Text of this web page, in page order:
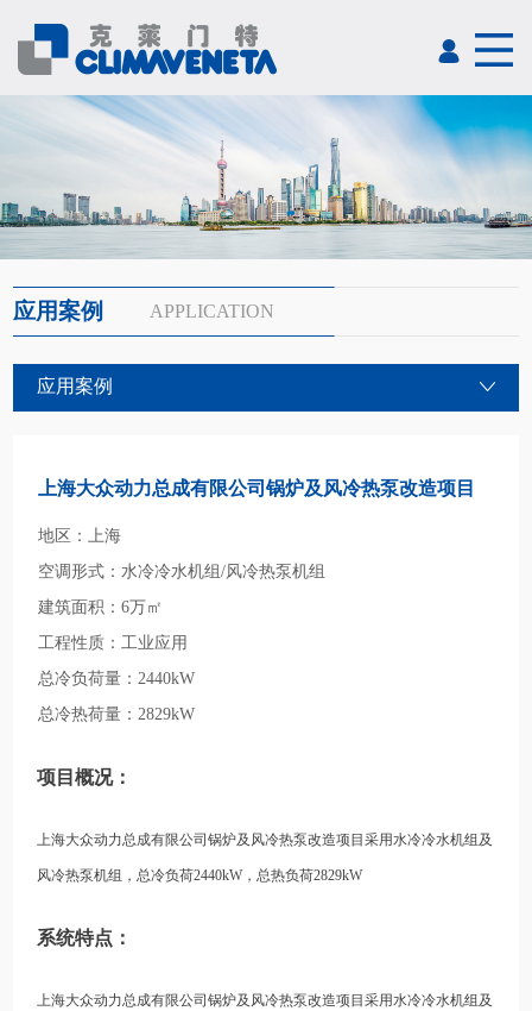
应用案例 APPLICATION
应用案例
上海大众动力总成有限公司锅炉及风冷热泵改造项目
地区：上海
空调形式：水冷冷水机组/风冷热泵机组
建筑面积：6万㎡
工程性质：工业应用
总冷负荷量：2440kW
总冷热荷量：2829kW
项目概况：
上海大众动力总成有限公司锅炉及风冷热泵改造项目采用水冷冷水机组及
风冷热泵机组，总冷负荷2440kW，总热负荷2829kW
系统特点：
上海大众动力总成有限公司锅炉及风冷热泵改造项目采用水冷冷水机组及